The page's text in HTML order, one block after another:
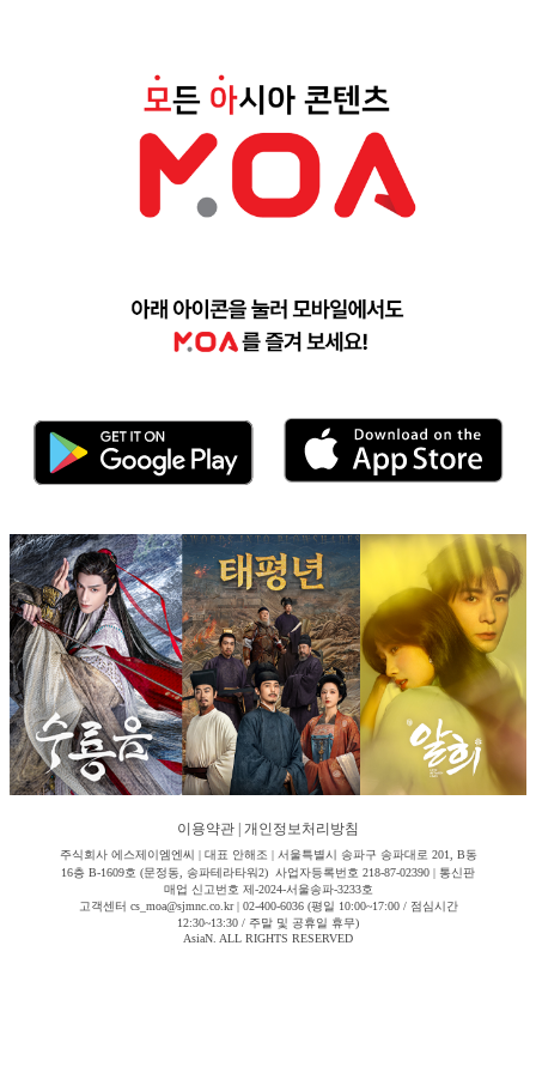
이용약관 개인정보처리방침
주식회사 에스제이엠엔씨 | 대표 안해조 | 서울특별시 송파구 송파대로 201, B동
16층 B-1609호 (문정동, 송파테라타워2) 사업자등록번호 218-87-02390 | 통신판
매업 신고번호 제-2024-서울송파-3233호
고객센터 cs_moa@sjmnc.co.kr | 02-400-6036 (평일 10:00~17:00 / 점심시간
12:30~13:30 / 주말 및 공휴일 휴무)
AsiaN. ALL RIGHTS RESERVED